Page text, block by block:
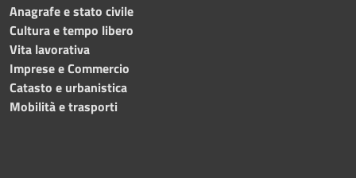
Anagrafe e stato civile
Cultura e tempo libero
Vita lavorativa
Imprese e Commercio
Catasto e urbanistica
Mobilità e trasporti